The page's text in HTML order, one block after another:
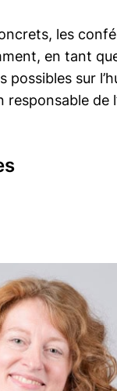
les
en tant
possibles sur
de